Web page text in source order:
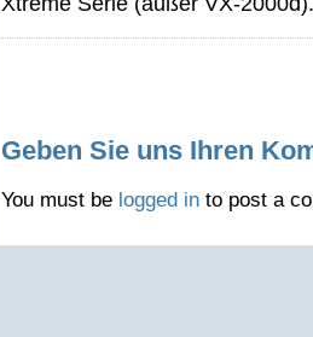
Geben Sie uns Ihren
You must be logged in to post a